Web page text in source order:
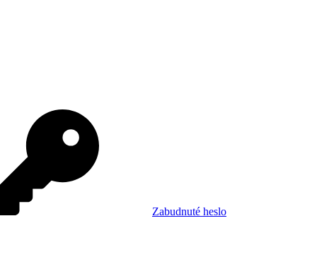
Zabudnuté heslo